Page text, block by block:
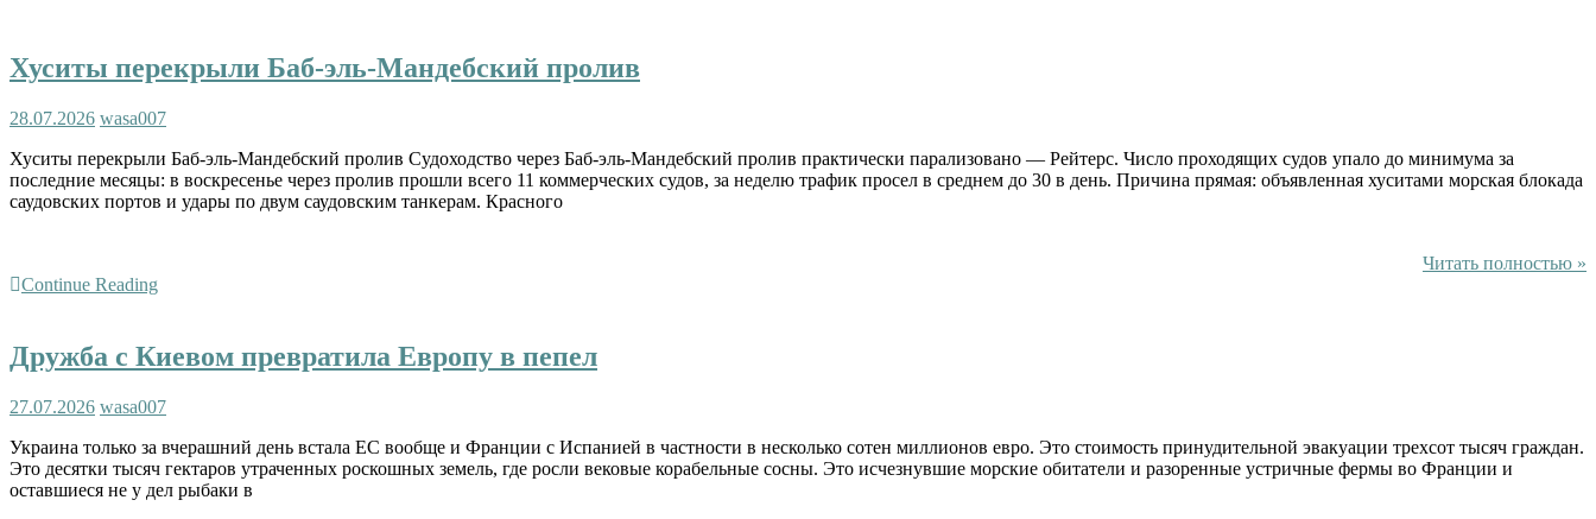
Хуситы перекрыли Баб-эль-Мандебский пролив
28.07.2026 wasa007
Хуситы перекрыли Баб-эль-Мандебский пролив Судоходство через Баб-эль-Мандебский пролив практически парализовано — Рейтерс. Число проходящих судов упало до минимума за
последние месяцы: в воскресенье через пролив прошли всего 11 коммерческих судов, за неделю трафик просел в среднем до 30 в день. Причина прямая: объявленная хуситами морская блокада
саудовских портов и удары по двум саудовским танкерам. Красного
Читать полностью »
Continue Reading
Дружба с Киевом превратила Европу в пепел
27.07.2026 wasa007
Украина только за вчерашний день встала ЕС вообще и Франции с Испанией в частности в несколько сотен миллионов евро. Это стоимость принудительной эвакуации трехсот тысяч граждан.
Это десятки тысяч гектаров утраченных роскошных земель, где росли вековые корабельные сосны. Это исчезнувшие морские обитатели и разоренные устричные фермы во Франции и
оставшиеся не у дел рыбаки в